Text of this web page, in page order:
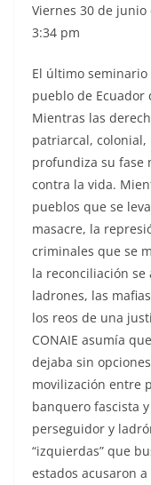
Viernes 30 de junio
3:34 pm
El último seminario
pueblo de Ecuador
Mientras las
patriarcal, colonial,
profundiza su fase
contra la vida.
pueblos que se
masacre, la
criminales que se
la reconciliación se
ladrones, las
los reos de una
CONAIE asumía
dejaba sin
movilización entre
banquero fascista
perseguidor y
“izquierdas” que
estados acusaron